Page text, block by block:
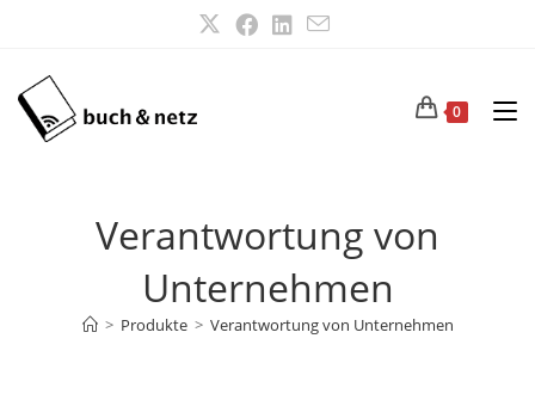
0
Verantwortung von
Unternehmen
> Produkte > Verantwortung von Unternehmen